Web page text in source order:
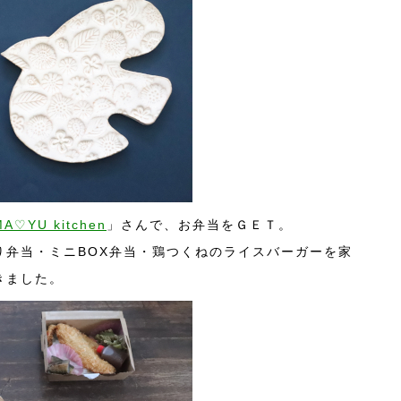
kitchen 」さんで、お弁当をＧＥＴ。
当・ミニBOX弁当・鶏つくねのライスバーガーを家
した。